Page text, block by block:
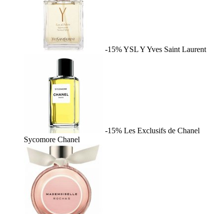
-15%YSL YYves Saint Laurent
-15% Les Exclusifs de Chanel
Sycomore Chanel